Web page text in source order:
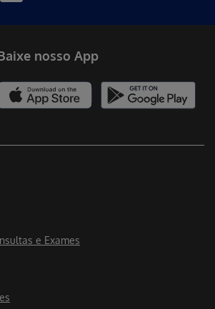
e Exames
nosso App